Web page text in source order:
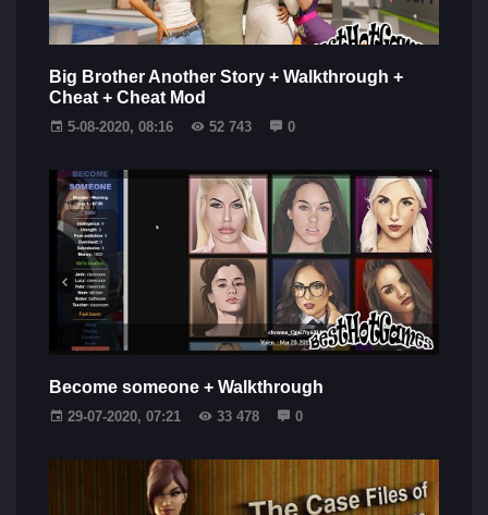
Big Brother Another Story + Walkthrough +
Cheat + Cheat Mod
5-08-2020, 08:16 52 743 0
Become someone + Walkthrough
29-07-2020, 07:21 33 478 0